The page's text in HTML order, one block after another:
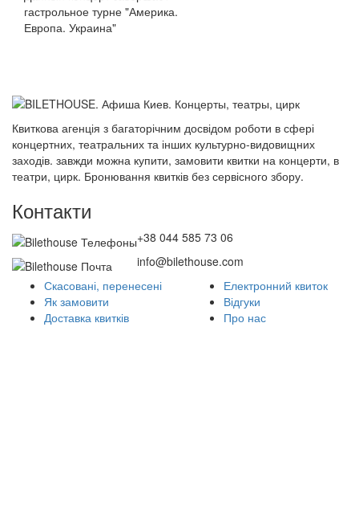
гастрольное турне "Америка.
Европа. Украина"
Квиткова агенція з багаторічним досвідом роботи в сфері
концертних, театральних та інших культурно-видовищних
заходів. завжди можна купити, замовити квитки на концерти, в
театри, цирк. Бронювання квитків без сервісного збору.
Контакти
+38 044 585 73 06
info@bilethouse.com
Скасовані, перенесені
Як замовити
Доставка квитків
Електронний квиток
Відгуки
Про нас